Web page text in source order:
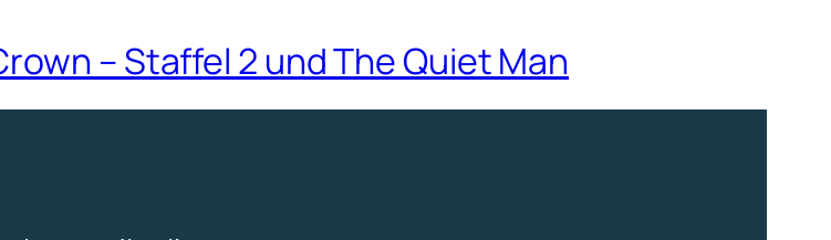
– Staffel 2 und The Quiet Man